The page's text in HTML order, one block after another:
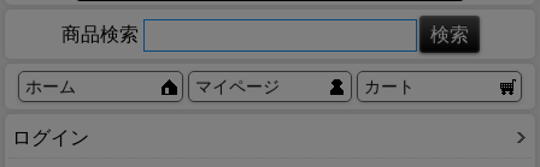
商品検索
ホーム マイページ カート
ログイン